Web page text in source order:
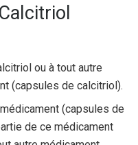
ou à tout autre
(capsules de calcitriol).
(capsules de
de ce médicament